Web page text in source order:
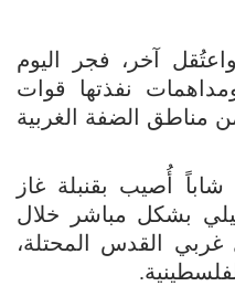
آخر، فجر اليوم
نفذتها قوات
مناطق الضفة الغربية
أُصيب بقنبلة غاز
بشكل مباشر خلال
غربي القدس المحتلة،